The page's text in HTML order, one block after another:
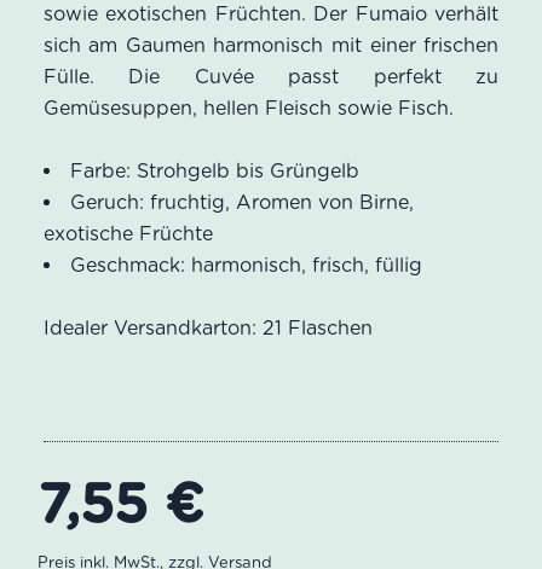
sowie exotischen Früchten. Der Fumaio verhält
sich am Gaumen harmonisch mit einer frischen
Fülle. Die Cuvée passt perfekt zu
Gemüsesuppen, hellen Fleisch sowie Fisch.
Farbe: Strohgelb bis Grüngelb
Geruch: fruchtig, Aromen von Birne,
exotische Früchte
Geschmack: harmonisch, frisch, füllig
Idealer Versandkarton: 21 Flaschen
7,55 €